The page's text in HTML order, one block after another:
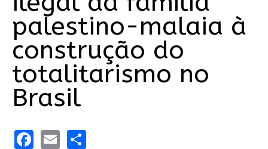
palestino-malaia à
construção do
totalitarismo no
Brasil
Facebook
EmailShare